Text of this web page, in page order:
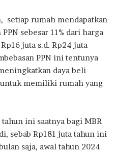
setiap rumah mendapatkan
sebesar 11% dari harga
juta s.d. Rp24 juta
PPN ini tentunya
daya beli
memiliki rumah yang
ini saatnya bagi MBR
sebab Rp181 juta tahun ini
saja, awal tahun 2024